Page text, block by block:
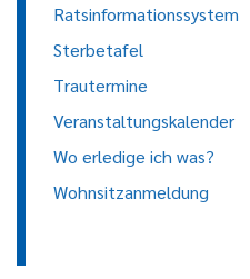
Ratsinformationssystem
Sterbetafel
Trautermine
Veranstaltungskalender
Wo erledige ich was?
Wohnsitzanmeldung